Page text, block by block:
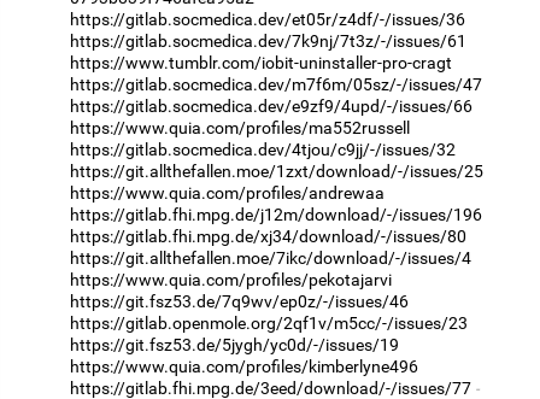
https://gitlab.socmedica.dev/et05r/z4df/-/issues/36
https://gitlab.socmedica.dev/7k9nj/7t3z/-/issues/61
https://www.tumblr.com/iobit-uninstaller-pro-cragt
https://gitlab.socmedica.dev/m7f6m/05sz/-/issues/47
https://gitlab.socmedica.dev/e9zf9/4upd/-/issues/66
https://www.quia.com/profiles/ma552russell
https://gitlab.socmedica.dev/4tjou/c9jj/-/issues/32
https://git.allthefallen.moe/1zxt/download/-/issues/25
https://www.quia.com/profiles/andrewaa
https://gitlab.fhi.mpg.de/j12m/download/-/issues/196
https://gitlab.fhi.mpg.de/xj34/download/-/issues/80
https://git.allthefallen.moe/7ikc/download/-/issues/4
https://www.quia.com/profiles/pekotajarvi
https://git.fsz53.de/7q9wv/ep0z/-/issues/46
https://gitlab.openmole.org/2qf1v/m5cc/-/issues/23
https://git.fsz53.de/5jygh/yc0d/-/issues/19
https://www.quia.com/profiles/kimberlyne496
https://gitlab.fhi.mpg.de/3eed/download/-/issues/77